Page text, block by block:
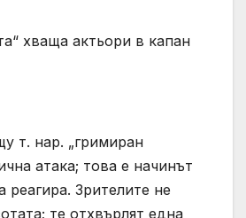
хваща актьори в капан
т. нар. „гримиран
атака; това е начинът
реагира. Зрителите не
те отхвърлят една